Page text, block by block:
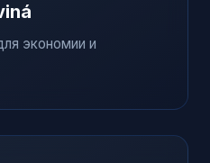
экономии и